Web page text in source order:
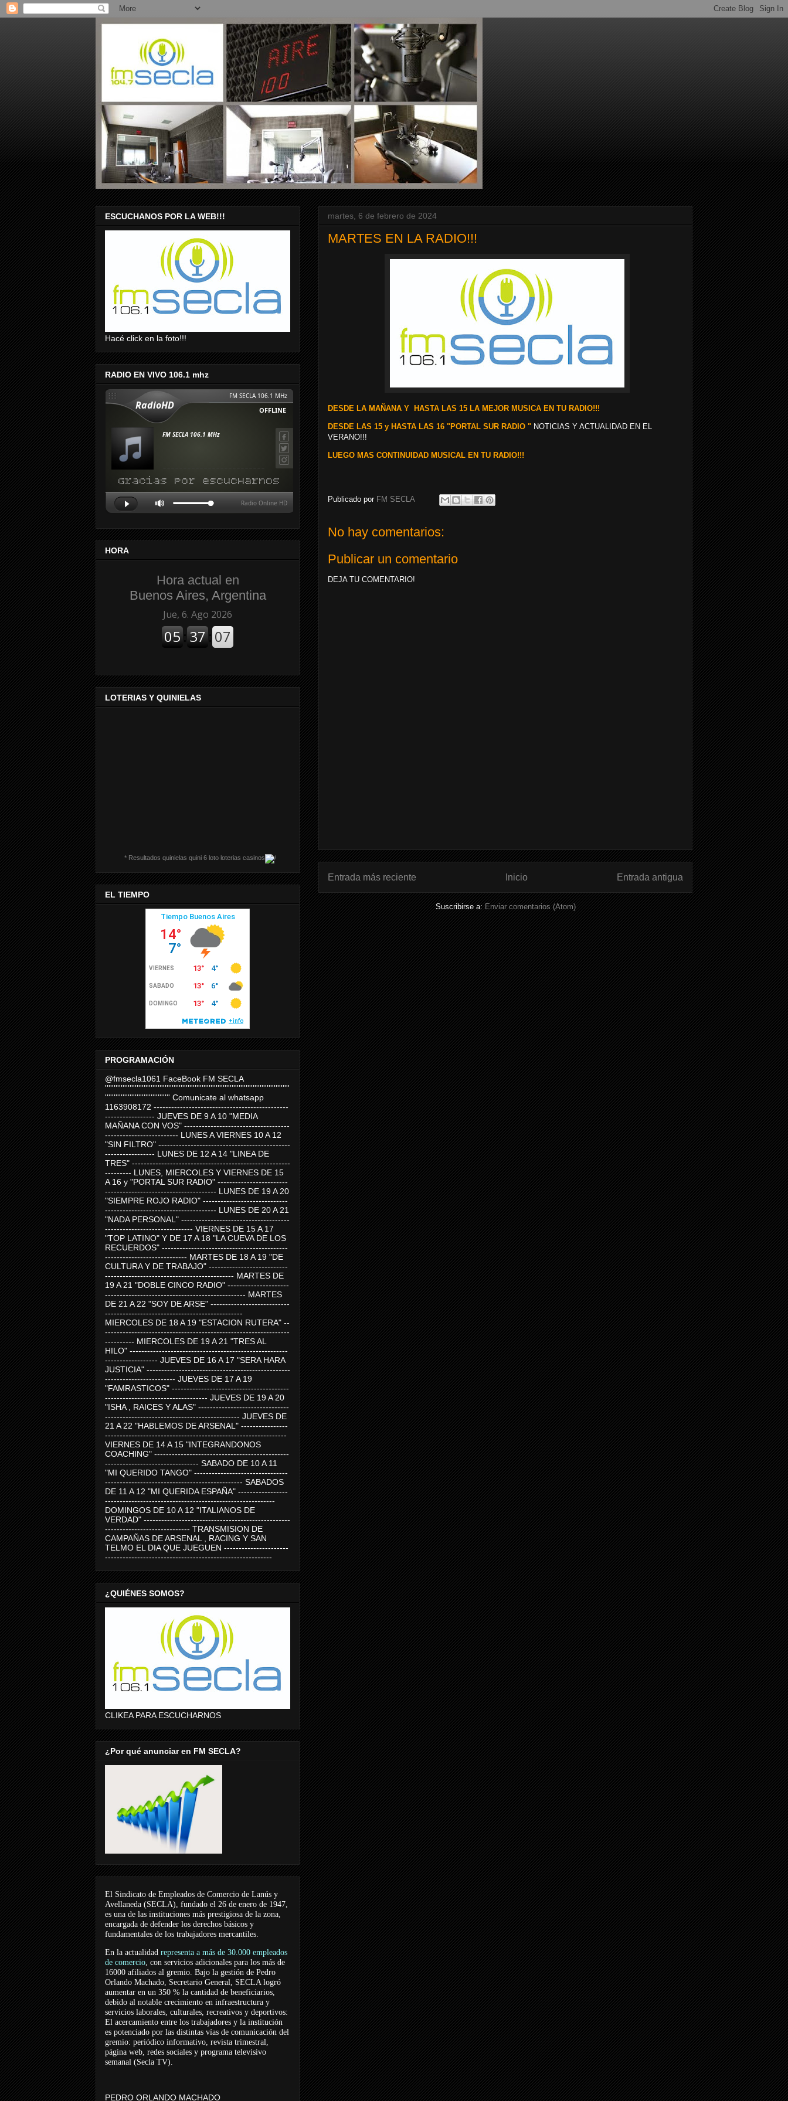
martes, 6 de febrero de 2024
MARTES EN LA RADIO!!!
DESDE LA MAÑANA Y HASTA LAS 15 LA MEJOR MUSICA EN TU RADIO!!!
DESDE LAS 15 y HASTA LAS 16 "PORTAL SUR RADIO " NOTICIAS Y ACTUALIDAD EN EL
VERANO!!!
LUEGO MAS CONTINUIDAD MUSICAL EN TU RADIO!!!
Publicado por FM SECLA
No hay comentarios:
Publicar un comentario
DEJA TU COMENTARIO!
Entrada más reciente Entrada antigua
Inicio
Suscribirse a: Enviar comentarios (Atom)
ESCUCHANOS POR LA WEB!!!
Hacé click en la foto!!!
RADIO EN VIVO 106.1 mhz
HORA
Hora actual en
Buenos Aires, Argentina
LOTERIAS Y QUINIELAS
* Resultados quinielas quini 6 loto loterias casinos
EL TIEMPO
PROGRAMACIÓN
@fmsecla1061 FaceBook FM SECLA
'''''''''''''''''''''''''''''''''''''''''''''''''''''''''''''''''''''''''''''''''''''''''''''''''''''''''
''''''''''''''''''''''''''''''''''''' Comunicate al whatsapp
1163908172 ----------------------------------------------
----------------- JUEVES DE 9 A 10 "MEDIA
MAÑANA CON VOS" ------------------------------------
------------------------- LUNES A VIERNES 10 A 12
"SIN FILTRO" ---------------------------------------------
----------------- LUNES DE 12 A 14 "LINEA DE
TRES" ------------------------------------------------------
--------- LUNES, MIERCOLES Y VIERNES DE 15
A 16 y "PORTAL SUR RADIO" ------------------------
-------------------------------------- LUNES DE 19 A 20
"SIEMPRE ROJO RADIO" -----------------------------
-------------------------------------- LUNES DE 20 A 21
"NADA PERSONAL" -------------------------------------
------------------------------ VIERNES DE 15 A 17
"TOP LATINO" Y DE 17 A 18 "LA CUEVA DE LOS
RECUERDOS" -------------------------------------------
---------------------------- MARTES DE 18 A 19 "DE
CULTURA Y DE TRABAJO" ---------------------------
-------------------------------------------- MARTES DE
19 A 21 "DOBLE CINCO RADIO" ---------------------
------------------------------------------------ MARTES
DE 21 A 22 "SOY DE ARSE" ---------------------------
-----------------------------------------------
MIERCOLES DE 18 A 19 "ESTACION RUTERA" --
---------------------------------------------------------------
---------- MIERCOLES DE 19 A 21 "TRES AL
HILO" ------------------------------------------------------
------------------ JUEVES DE 16 A 17 "SERA HARA
JUSTICIA" -------------------------------------------------
------------------------ JUEVES DE 17 A 19
"FAMRASTICOS" ----------------------------------------
----------------------------------- JUEVES DE 19 A 20
"ISHA , RAICES Y ALAS" -------------------------------
---------------------------------------------- JUEVES DE
21 A 22 "HABLEMOS DE ARSENAL" ----------------
--------------------------------------------------------------
VIERNES DE 14 A 15 "INTEGRANDONOS
COACHING" ----------------------------------------------
-------------------------------- SABADO DE 10 A 11
"MI QUERIDO TANGO" --------------------------------
----------------------------------------------- SABADOS
DE 11 A 12 "MI QUERIDA ESPAÑA" -----------------
----------------------------------------------------------
DOMINGOS DE 10 A 12 "ITALIANOS DE
VERDAD" --------------------------------------------------
----------------------------- TRANSMISION DE
CAMPAÑAS DE ARSENAL , RACING Y SAN
TELMO EL DIA QUE JUEGUEN ----------------------
---------------------------------------------------------
¿QUIÉNES SOMOS?
CLIKEA PARA ESCUCHARNOS
¿Por qué anunciar en FM SECLA?
El Sindicato de Empleados de Comercio de Lanús y
Avellaneda (SECLA), fundado el 26 de enero de 1947,
es una de las instituciones más prestigiosa de la zona,
encargada de defender los derechos básicos y
fundamentales de los trabajadores mercantiles.
En la actualidad representa a más de 30.000 empleados
de comercio, con servicios adicionales para los más de
16000 afiliados al gremio. Bajo la gestión de Pedro
Orlando Machado, Secretario General, SECLA logró
aumentar en un 350 % la cantidad de beneficiarios,
debido al notable crecimiento en infraestructura y
servicios laborales, culturales, recreativos y deportivos:
El acercamiento entre los trabajadores y la institución
es potenciado por las distintas vías de comunicación del
gremio: periódico informativo, revista trimestral,
página web, redes sociales y programa televisivo
semanal (Secla TV).
PEDRO ORLANDO MACHADO